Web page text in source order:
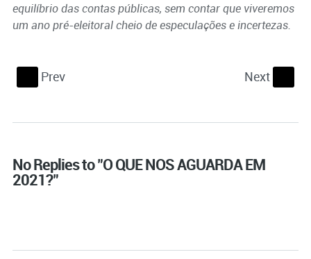
equilíbrio das contas públicas, sem contar que viveremos
um ano pré-eleitoral cheio de especulações e incertezas.
Prev Next
No Replies to "O QUE NOS AGUARDA EM
2021?"